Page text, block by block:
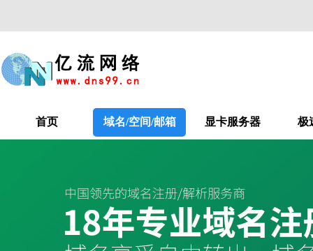
首页 域名/空间/邮箱 显卡服务器 极